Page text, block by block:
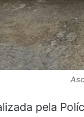
pela